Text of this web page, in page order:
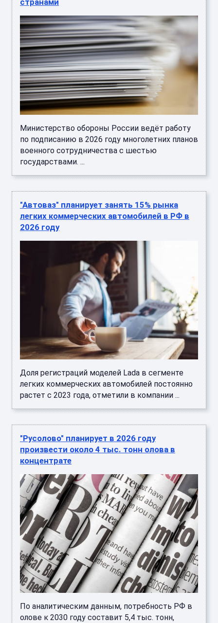
странами
Министерство обороны России ведёт работу
по подписанию в 2026 году многолетних планов
военного сотрудничества с шестью
государствами. ...
"Автоваз" планирует занять 15% рынка
легких коммерческих автомобилей в РФ в
2026 году
Доля регистраций моделей Lada в сегменте
легких коммерческих автомобилей постоянно
растет с 2023 года, отметили в компании ...
"Русолово" планирует в 2026 году
произвести около 4 тыс. тонн олова в
концентрате
По аналитическим данным, потребность РФ в
олове к 2030 году составит 5,4 тыс. тонн,